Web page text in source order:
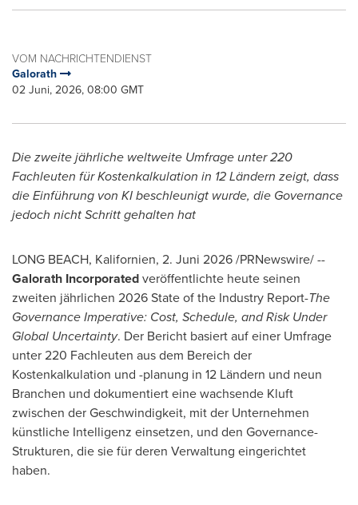
VOM NACHRICHTENDIENST
Galorath
02 Juni, 2026, 08:00 GMT
Die zweite jährliche weltweite Umfrage unter 220
Fachleuten für Kostenkalkulation in 12 Ländern zeigt, dass
die Einführung von KI beschleunigt wurde, die Governance
jedoch nicht Schritt gehalten hat
LONG BEACH, Kalifornien, 2. Juni 2026/PRNewswire/ --
Galorath Incorporatedveröffentlichte heute seinen
zweiten jährlichen 2026 State of the Industry Report-The
Governance Imperative: Cost, Schedule, and Risk Under
Global Uncertainty. Der Bericht basiert auf einer Umfrage
unter 220 Fachleuten aus dem Bereich der
Kostenkalkulation und -planung in 12 Ländern und neun
Branchen und dokumentiert eine wachsende Kluft
zwischen der Geschwindigkeit, mit der Unternehmen
künstliche Intelligenz einsetzen, und den Governance-
Strukturen, die sie für deren Verwaltung eingerichtet
haben.